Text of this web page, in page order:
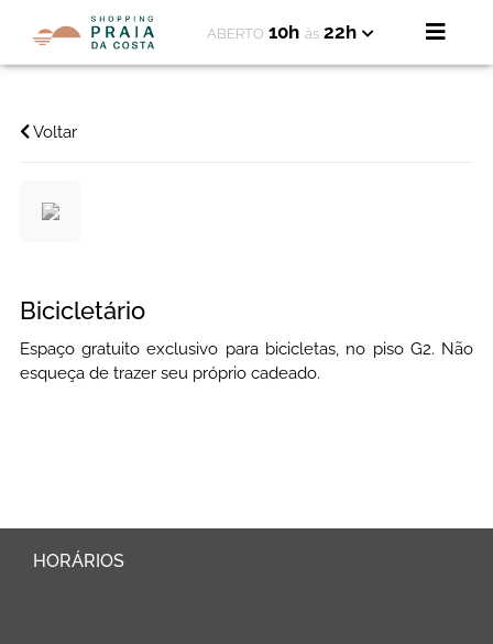
ABERTO 10h às 22h
Voltar
Bicicletário
Espaço gratuito exclusivo para bicicletas, no piso G2. Não
esqueça de trazer seu próprio cadeado.
HORÁRIOS